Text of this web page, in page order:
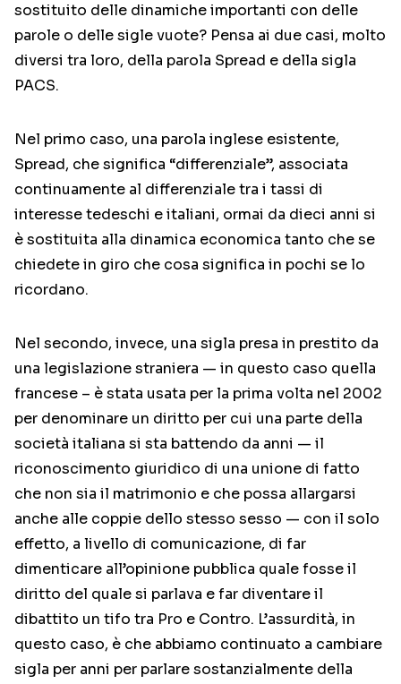
sostituito delle dinamiche importanti con delle
parole o delle sigle vuote? Pensa ai due casi, molto
diversi tra loro, della parola Spread e della sigla
PACS.
Nel primo caso, una parola inglese esistente,
Spread, che significa “differenziale”, associata
continuamente al differenziale tra i tassi di
interesse tedeschi e italiani, ormai da dieci anni si
è sostituita alla dinamica economica tanto che se
chiedete in giro che cosa significa in pochi se lo
ricordano.
Nel secondo, invece, una sigla presa in prestito da
una legislazione straniera — in questo caso quella
francese – è stata usata per la prima volta nel 2002
per denominare un diritto per cui una parte della
società italiana si sta battendo da anni — il
riconoscimento giuridico di una unione di fatto
che non sia il matrimonio e che possa allargarsi
anche alle coppie dello stesso sesso — con il solo
effetto, a livello di comunicazione, di far
dimenticare all’opinione pubblica quale fosse il
diritto del quale si parlava e far diventare il
dibattito un tifo tra Pro e Contro. L’assurdità, in
questo caso, è che abbiamo continuato a cambiare
sigla per anni per parlare sostanzialmente della